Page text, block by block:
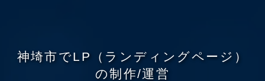
神埼市でL P （ ラ ン デ ィ ン グペー ジ ）
の制作/運 営